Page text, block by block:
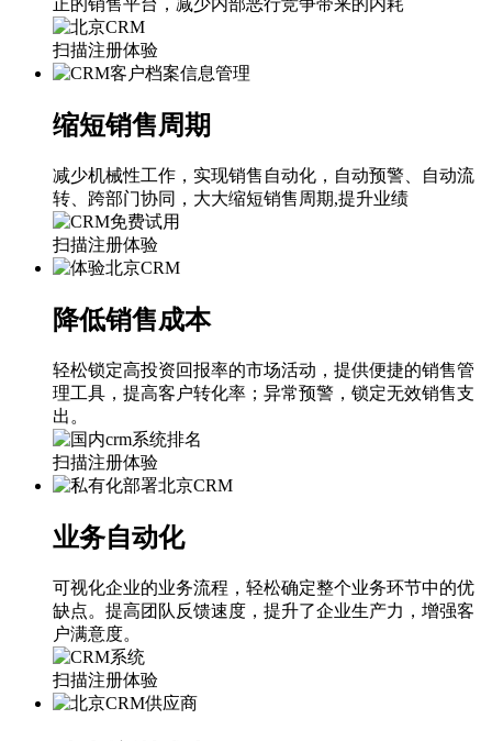
正的销售平台，减少内部恶行竞争带来的内耗
扫描注册体验
缩短销售周期
减少机械性工作，实现销售自动化，自动预警、自动流
转、跨部门协同，大大缩短销售周期,提升业绩
扫描注册体验
降低销售成本
轻松锁定高投资回报率的市场活动，提供便捷的销售管
理工具，提高客户转化率；异常预警，锁定无效销售支
出。
扫描注册体验
业务自动化
可视化企业的业务流程，轻松确定整个业务环节中的优
缺点。提高团队反馈速度，提升了企业生产力，增强客
户满意度。
扫描注册体验